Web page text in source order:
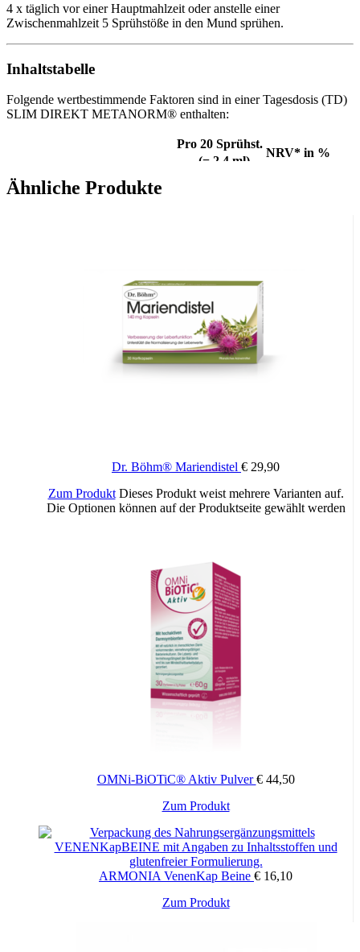
4 x täglich vor einer Hauptmahlzeit oder anstelle einer
Zwischenmahlzeit 5 Sprühstöße in den Mund sprühen.
Inhaltstabelle
Folgende wertbestimmende Faktoren sind in einer Tagesdosis (TD)
SLIM DIREKT METANORM® enthalten:
Pro 20 Sprühst.
(= 2,4 ml)
NRV* in %
Acetyl L-Carnitin
5-HTP
0,43 mg
Vitamin B2 (Riboflavin)
0,55 mg
6,3 mg
Vitamin B5 (Pantothensäure)
2,4 mg
Vitamin B6 (Pyridoxol)
0,55 mg
40 %
20 mcg
4 mg 40 %
*NRV = empfohlene tägliche Zufuhrmenge.
Die Werte der Inhaltsstoffe beruhen auf Durchschnittsanalysen.
Wasser, Glycerin, Acetyl-L-Carnitin-hydrochlorid, Coffein,
Bittermelonenfruchtextrakt, Süßholzwurzelextrakt, Zinkgluconat, L-
Tryptophan, Holunderbeerenextrakt, Natriumhydrogencarbonat,
Mangangluconat, Niacinamid, Calcium-D-pantothenat,
Pyridoxolhydrochlorid, Konservierungsstoff Kaliumsorbat,
Thiaminhydrochlorid, Riboflavin, Süßungsmittel Sucralose,
Konservierungsstoff Natriumbenzoat, Folsäure, Chrom-III-chlorid
Hexahydrat, D-Biotin, Cyanocobalamin
Wichtige Hinweise:
Nahrungsergänzungsmittel stellen keinen Ersatz für eine
abwechslungsreiche und ausgewogene Ernährung sowie für eine
gesunde Lebensweise dar. Die angegebene empfohlene Tagesdosis
nicht überschreiten. Für Kinder unerreichbar aufbewahren.
Ähnliche Produkte
Dr. Böhm® Mariendistel € 29,90
Zum Produkt Dieses Produkt weist mehrere Varianten auf.
Die Optionen können auf der Produktseite gewählt werden
OMNi-BiOTiC® Aktiv Pulver€44,50
Zum Produkt
ARMONIA VenenKap Beine € 16,10
Zum Produkt